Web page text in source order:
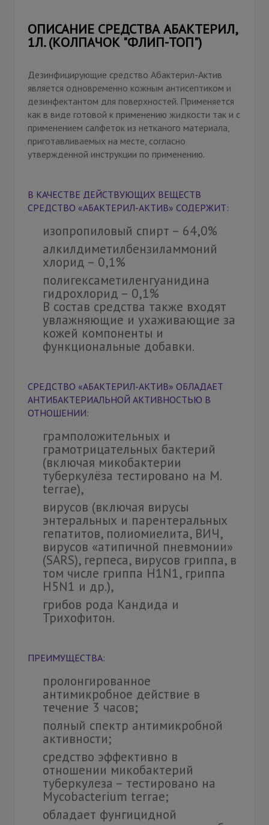
ОПИСАНИЕ СРЕДСТВА АБАКТЕРИЛ,
1Л. (КОЛПАЧОК "ФЛИП-ТОП")
Дезинфицирующие средство Абактерил-Актив
является одновременно кожным антисептиком и
дезинфектантом для поверхностей. Применяется
как в виде готовой к применению жидкости так и с
применением салфеток из нетканого материала,
приготавливаемых на месте, согласно
утвержденной инструкции по применению.
В КАЧЕСТВЕ ДЕЙСТВУЮЩИХ ВЕЩЕСТВ
СРЕДСТВО «АБАКТЕРИЛ-АКТИВ» СОДЕРЖИТ:
изопропиловый спирт – 64,0%
алкилдиметилбензиламмоний
хлорид – 0,1%
полигексаметиленгуанидина
гидрохлорид – 0,1%
В состав средства также входят
увлажняющие и ухаживающие за
кожей компоненты и
функциональные добавки.
СРЕДСТВО «АБАКТЕРИЛ-АКТИВ» ОБЛАДАЕТ
АНТИБАКТЕРИАЛЬНОЙ АКТИВНОСТЬЮ В
ОТНОШЕНИИ:
грамположительных и
грамотрицательных бактерий
(включая микобактерии
туберкулёза тестировано на M.
terrae),
вирусов (включая вирусы
энтеральных и парентеральных
гепатитов, полиомиелита, ВИЧ,
вирусов «атипичной пневмонии»
(SARS), герпеса, вирусов гриппа, в
том числе гриппа H1N1, гриппа
H5N1 и др.),
грибов рода Кандида и
Трихофитон.
ПРЕИМУЩЕСТВА:
пролонгированное
антимикробное действие в
течение 3 часов;
полный спектр антимикробной
активности;
средство эффективно в
отношении микобактерий
туберкулеза – тестировано на
Mycobacterium terrae;
обладает фунгицидной